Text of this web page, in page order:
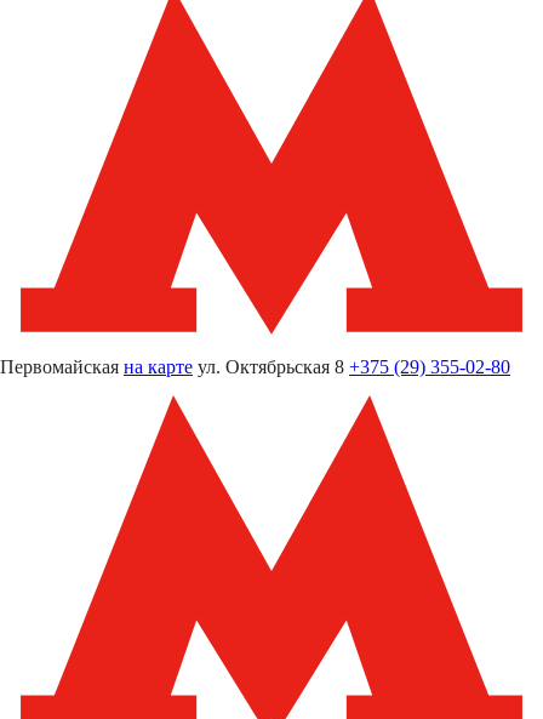
Первомайская на карте ул. Октябрьская 8 +375 (29) 355-02-80